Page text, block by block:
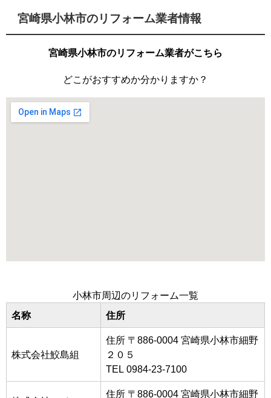
宮崎県小林市のリフォーム業者情報
宮崎県小林市のリフォーム業者がこちら
どこがおすすめか分かりますか？
小林市周辺のリフォーム一覧
名称 住所
株式会社鮫島組
住所 〒886-0004 宮崎県小林市細野
２０５
TEL 0984-23-7100
住所 〒886-0004 宮崎県小林市細野